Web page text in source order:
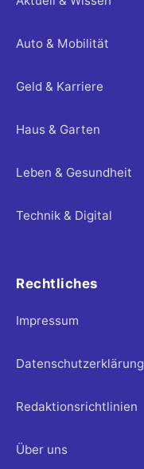
Auto & Mobilität
Geld & Karriere
Haus & Garten
Leben & Gesundheit
Technik & Digital
Rechtliches
Impressum
Datenschutzerklärung
Redaktionsrichtlinien
Über uns